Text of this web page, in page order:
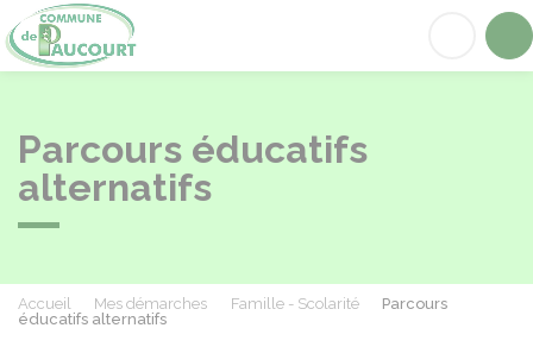
Parcours éducatifs
alternatifs
Accueil Mes démarches Famille - Scolarité
Parcours
éducatifs alternatifs